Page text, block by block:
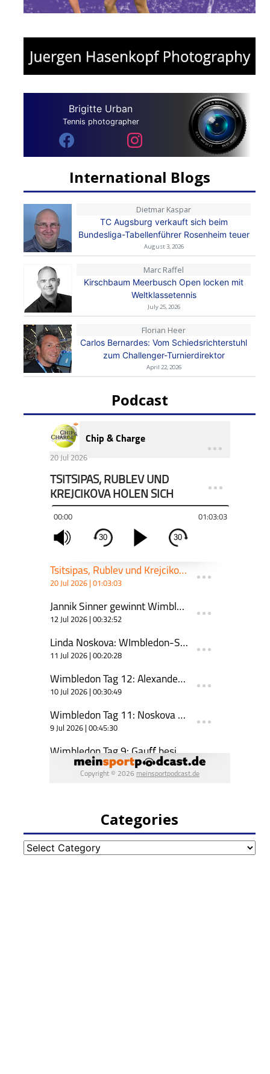
Brigitte Urban
Tennis photographer
International Blogs
Dietmar Kaspar
TC Augsburg verkauft sich beim
Bundesliga-Tabellenführer Rosenheim teuer
August 3, 2026
Marc Raffel
Kirschbaum Meerbusch Open locken mit
Weltklassetennis
July 25, 2026
Florian Heer
Carlos Bernardes: Vom Schiedsrichterstuhl
zum Challenger-Turnierdirektor
April 22, 2026
Podcast
Categories
Categories